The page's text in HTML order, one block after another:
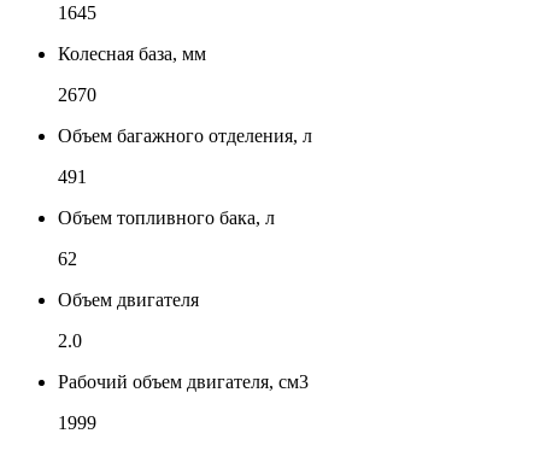
1645
Колесная база, мм
2670
Объем багажного отделения, л
491
Объем топливного бака, л
62
Объем двигателя
2.0
Рабочий объем двигателя, см3
1999